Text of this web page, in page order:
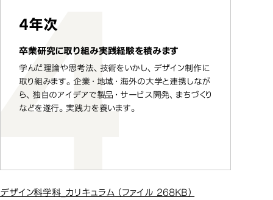
デザイン科学科_カリキュラム （ファイル 268KB）
4年次
卒業研究に取り組み実践経験を積みます
学んだ理論や思考法、技術をいかし、デザイン制作に
取り組みます。企業・地域・海外の大学と連携しなが
ら、独自のアイデアで製品・サービス開発、まちづくり
などを遂行。実践力を養います。